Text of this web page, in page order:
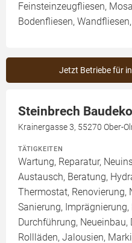
Feinsteinzeugfliesen,
Bodenfliesen,
Jetzt Betriebe für
Steinbrech
Krainergasse 3, 55270 Ober-
TÄTIGKEITEN
Wartung, Reparatur,
Austausch, Beratung,
Thermostat, Renovierung,
Sanierung,
Durchführung, Neueinbau,
Rollläden, Jalousien,